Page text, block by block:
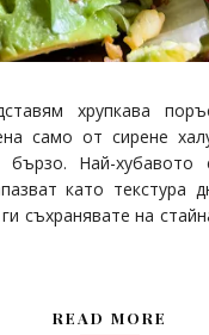
хрупкава
само от сирене
Най-хубавото
като текстура
съхранявате на
READ MORE